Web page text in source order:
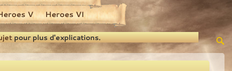
V Heroes VI
pour plus d'explications.